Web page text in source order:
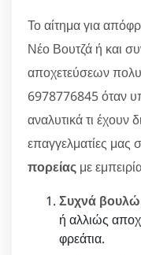
Το αίτημα για
Νέο Βουτζά ή και
αποχετεύσεων
6978776845 όταν
αναλυτικά τι έχουν
επαγγελματίες μας
πορείας με
Συχνά
ή αλλιώς
φρεάτια.